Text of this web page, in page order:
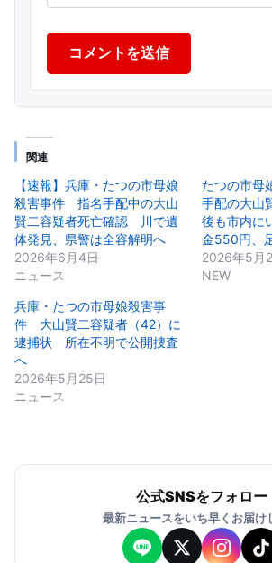
コメントを送信
関連
【速報】兵庫・たつの市母娘
殺害事件 指名手配中の大山
賢二容疑者死亡確認 川で遺
体発見、県警は全容解明へ
2026年6月4日
ニュース
たつの市
手配の大山
後も市内
金550円、
2026年5月
NEW
兵庫・たつの市母娘殺害事
件 大山賢二容疑者（42）に
逮捕状 所在不明で公開捜査
へ
2026年5月25日
ニュース
公式SNSをフォロー
最新ニュースをいち早くお届け